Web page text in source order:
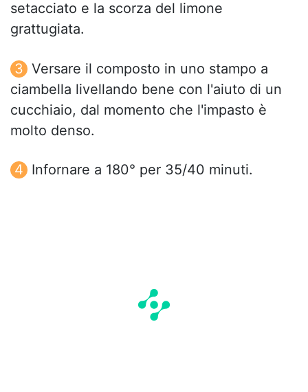
setacciato e la scorza del limone
grattugiata.
Versare il composto in uno stampo a
ciambella livellando bene con l'aiuto di un
cucchiaio, dal momento che l'impasto è
molto denso.
Infornare a 180° per 35/40 minuti.